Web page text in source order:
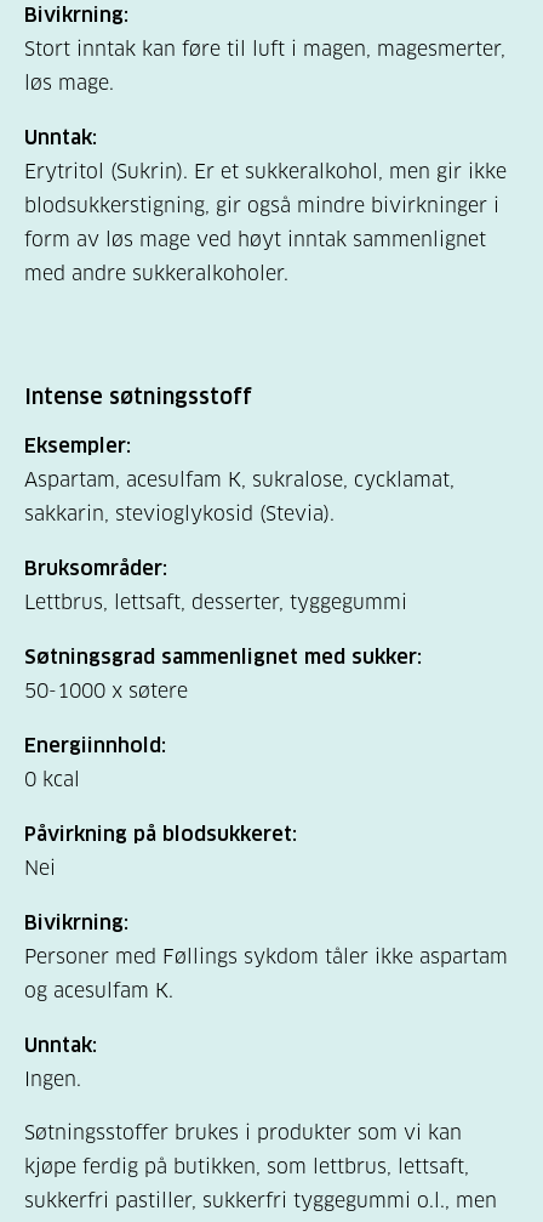
Bivikrning:
Stort inntak kan føre til luft i magen, magesmerter,
løs mage.
Unntak:
Erytritol (Sukrin). Er et sukkeralkohol, men gir ikke
blodsukkerstigning, gir også mindre bivirkninger i
form av løs mage ved høyt inntak sammenlignet
med andre sukkeralkoholer.
Intense søtningsstoff
Eksempler:
Aspartam, acesulfam K, sukralose, cycklamat,
sakkarin, stevioglykosid (Stevia).
Bruksområder:
Lettbrus, lettsaft, desserter, tyggegummi
Søtningsgrad sammenlignet med sukker:
50-1000 x søtere
Energiinnhold:
0 kcal
Påvirkning på blodsukkeret:
Nei
Bivikrning:
Personer med Føllings sykdom tåler ikke aspartam
og acesulfam K.
Unntak:
Ingen.
Søtningsstoffer brukes i produkter som vi kan
kjøpe ferdig på butikken, som lettbrus, lettsaft,
sukkerfri pastiller, sukkerfri tyggegummi o.l., men